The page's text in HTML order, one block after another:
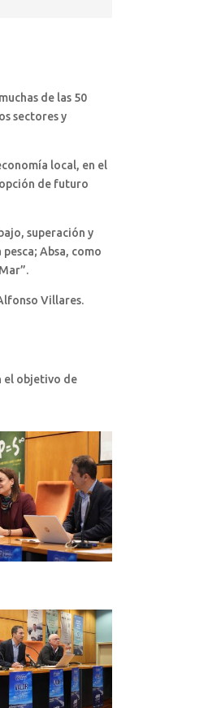
de las 50
sectores y
local, en el
de futuro
superación y
Absa, como
Villares.
el objetivo de